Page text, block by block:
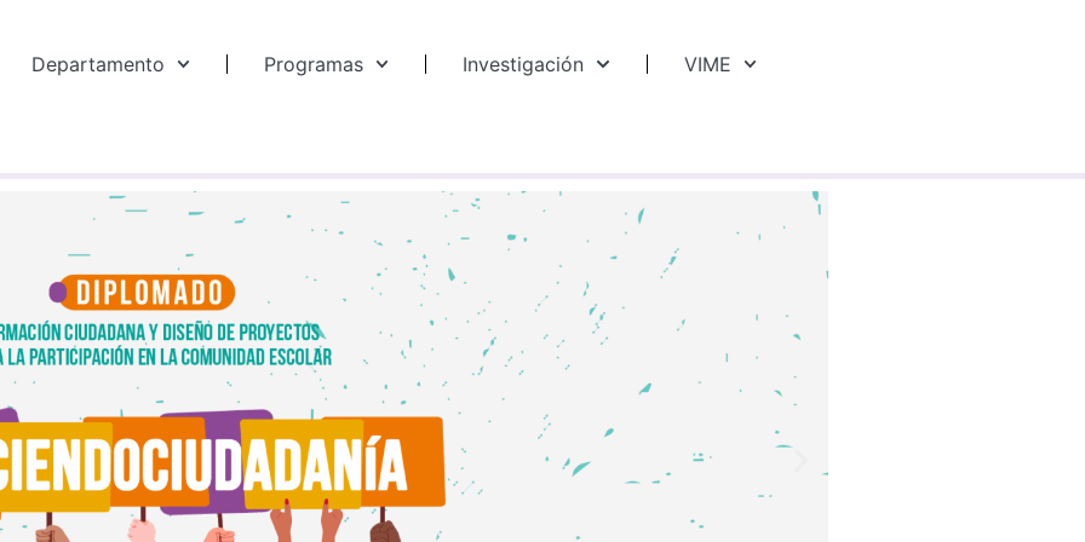
Departamento Programas Investigación VIME